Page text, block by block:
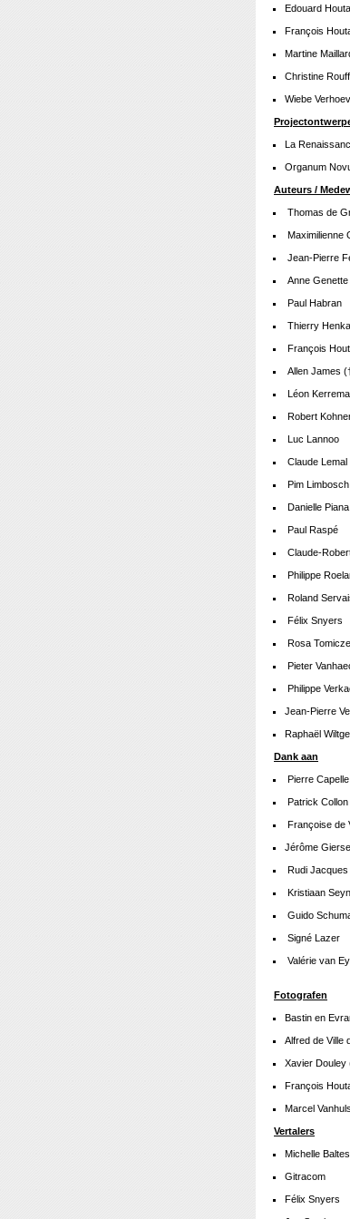
Edouard
François
Martine
Christine
Wiebe
La
Organum
Auteurs /
Thomas de
Maximilienne
Jean-Pierre
Anne Genette
Paul Habran
Thierry
François
Allen James
Léon
Robert
Luc Lannoo
Claude Lemal
Pim Limbosch
Danielle Piana
Paul Raspé
Claude-
Philippe
Roland
Félix Snyers
Rosa
Pieter
Philippe
Jean-Pierre
Raphaël
Dank aan
Pierre Capelle
Patrick Collon
Françoise de
Jérôme Gierse
Rudi Jacques
Kristiaan
Guido
Signé Lazer
Valérie van
Fotografen
Bastin en
Alfred de Ville
Xavier Douley
François
Marcel
Vertalers
Michelle
Gitracom
Félix Snyers